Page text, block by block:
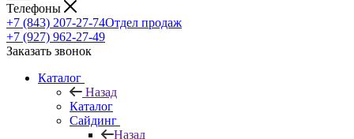
Телефоны
+7 (843) 207-27-74Отдел продаж
+7 (927) 962-27-49
Заказать звонок
Каталог
Назад
Каталог
Сайдинг
Назад